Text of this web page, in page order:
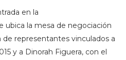
en la
ubica la mesa de negociación
de representantes vinculados a
y a Dinorah Figuera, con el